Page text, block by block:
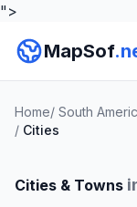
">
MapSof
Home/ South
/ Cities
Cities & Towns